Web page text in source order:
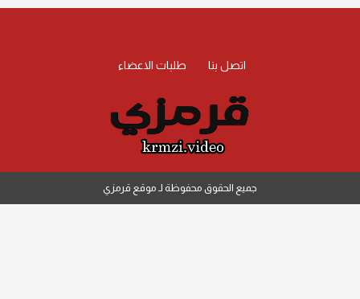
اتصل بنا طلبات الاعضاء
جميع الحقوق محفوظة لـ موقع قرمزي